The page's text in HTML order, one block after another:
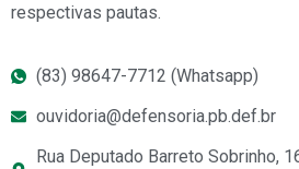
respectivas pautas.
(83) 98647-7712 (Whatsapp)
ouvidoria@defensoria.pb.def.br
Rua Deputado Barreto Sobrinho,